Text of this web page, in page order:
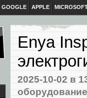
GOOGLE APPLE
Enya
2025-10-02 в
оборудование